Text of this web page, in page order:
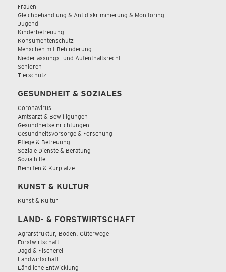
Frauen
Gleichbehandlung & Antidiskriminierung & Monitoring
Jugend
Kinderbetreuung
Konsumentenschutz
Menschen mit Behinderung
Niederlassungs- und Aufenthaltsrecht
Senioren
Tierschutz
GESUNDHEIT & SOZIALES
Coronavirus
Amtsarzt & Bewilligungen
Gesundheitseinrichtungen
Gesundheitsvorsorge & Forschung
Pflege & Betreuung
Soziale Dienste & Beratung
Sozialhilfe
Beihilfen & Kurplätze
KUNST & KULTUR
Kunst & Kultur
LAND- & FORSTWIRTSCHAFT
Agrarstruktur, Boden, Güterwege
Forstwirtschaft
Jagd & Fischerei
Landwirtschaft
Ländliche Entwicklung